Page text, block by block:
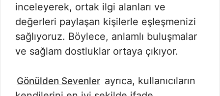
inceleyerek, ortak ilgi alanları ve
değerleri paylaşan kişilerle eşleşmenizi
sağlıyoruz. Böylece, anlamlı buluşmalar
ve sağlam dostluklar ortaya çıkıyor.
Gönülden Sevenler ayrıca, kullanıcıların